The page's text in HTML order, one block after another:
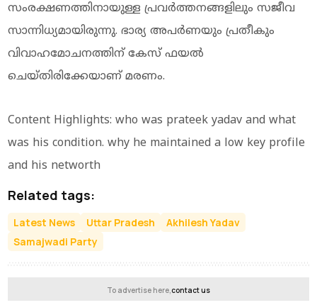
സംരക്ഷണത്തിനായുള്ള പ്രവർത്തനങ്ങളിലും സജീവ
സാന്നിധ്യമായിരുന്നു. ഭാര്യ അപർണയും പ്രതീകും
വിവാഹമോചനത്തിന് കേസ് ഫയൽ
ചെയ്തിരിക്കേയാണ് മരണം.
Content Highlights: who was prateek yadav and what
was his condition. why he maintained a low key profile
and his networth
Related tags:
Latest News Uttar Pradesh
Akhilesh Yadav
Samajwadi Party
To advertise here,contact us